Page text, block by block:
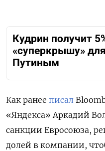
Кудрин получит
«суперкрышу»
Путиным
Как ранее писал
«Яндекса» Аркадий
санкции Евросоюза,
долей в компании,